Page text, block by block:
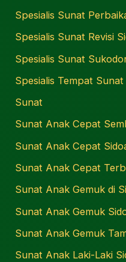
Spesialis Sunat
Spesialis Sunat Revisi
Spesialis Sunat
Spesialis Tempat
Sunat
Sunat Anak Cepat
Sunat Anak Cepat
Sunat Anak Cepat
Sunat Anak Gemuk di
Sunat Anak Gemuk
Sunat Anak Gemuk
Sunat Anak Laki-Laki